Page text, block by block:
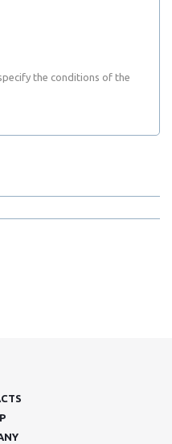
the conditions of the